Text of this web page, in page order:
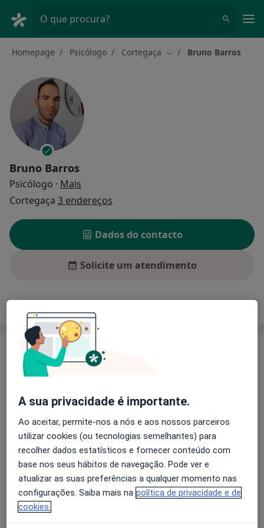
O que procura?
Homepage Psicólogo Cortegaça Mudar de cidade
Bruno Barros
Bruno Barros
Psicólogo · Mais
Cortegaça 3 endereços
Dados do contacto
Solicite um atendimento
Opiniões
Experiência
Concluí a minha formação académica em 2012, no
em Psicologia Educacional e Escolar.
Possuo 9 anos de experiência profissional, onde exerci
funções em projetos de cariz social, comunitária e
educacional. Atualmente exerço funções em clínicas
privadas destinadas a adultos, jovens e crianças.
Áreas de Intervenção:
- Consultas de Psicologia;
- Avaliações Psicológicas;
- Apoio Psicopedagógico;
maisSobre mim
Principais doenças tratadas
Estresse
A sua privacidade é importante.
Ao aceitar, permite-nos a nós e aos nossos parceiros
utilizar cookies (ou tecnologias semelhantes) para
recolher dados estatísticos e fornecer conteúdo com
base nos seus hábitos de navegação. Pode ver e
atualizar as suas preferências a qualquer momento nas
configurações. Saiba mais na política de privacidade e de
cookies.